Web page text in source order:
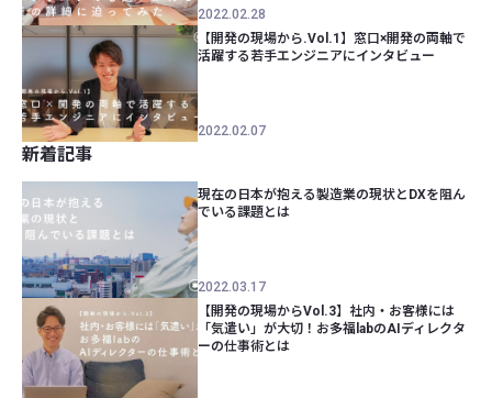
2022.02.28
【開発の現場から.Vol.1】窓口×開発の両軸で
活躍する若手エンジニアにインタビュー
2022.02.07
新着記事
現在の日本が抱える製造業の現状とDXを阻ん
でいる課題とは
2022.03.17
【開発の現場からVol.3】社内・お客様には
「気遣い」が大切！お多福labのAIディレクタ
ーの仕事術とは